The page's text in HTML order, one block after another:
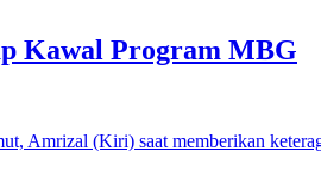
Kawal Program MBG